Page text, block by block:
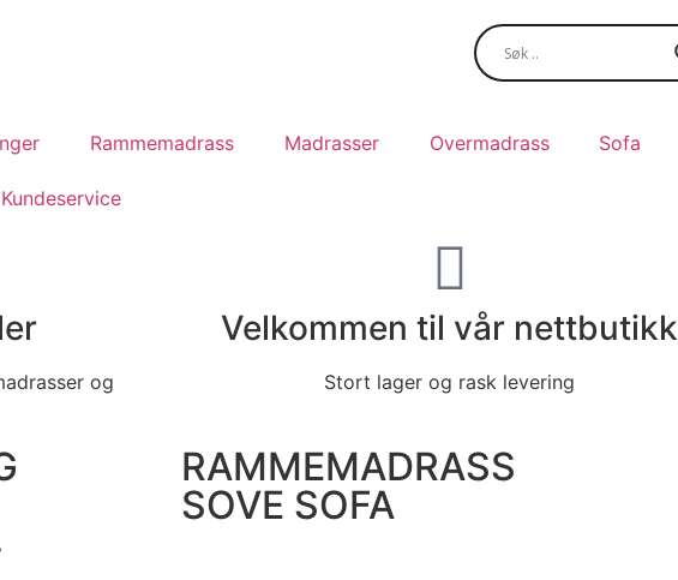
Rammemadrass Madrasser Overmadrass Sofa
Kundeservice
og
Velkommen til vår nettbutikk
Stort lager og rask levering
RAMMEMADRASS
SOVE SOFA